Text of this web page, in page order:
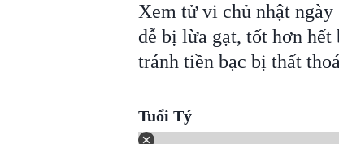
Xem tử vi chủ nhật
dễ bị lừa gạt, tốt hơn
tránh tiền bạc bị thất
Tuổi Tý